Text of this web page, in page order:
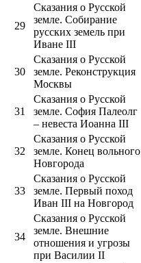
29
Сказания о Русской
земле. Собирание
русских земель при
Иване III
30
Сказания о Русской
земле. Реконструкция
Москвы
31
Сказания о Русской
земле. София Палеолг
– невеста Иоанна III
32
Сказания о Русской
земле. Конец вольного
Новгорода
33
Сказания о Русской
земле. Первый поход
Иван III на Новгород
34
Сказания о Русской
земле. Внешние
отношения и угрозы
при Василии II